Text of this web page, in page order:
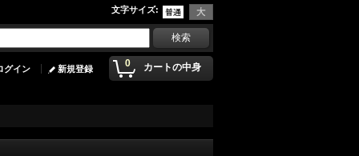
文字サイズ:
0 カートの中身
グイン 新規登録